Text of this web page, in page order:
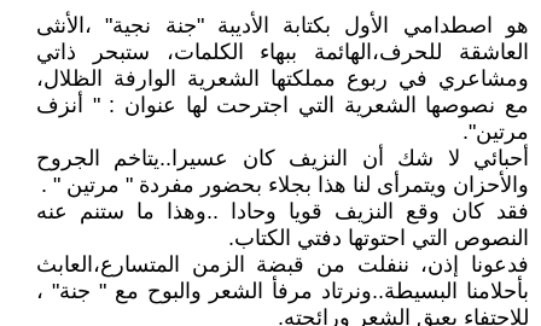
هو اصطدامي الأول بكتابة الأديبة "جنة نجية" ،الأنثى
العاشقة للحرف،الهائمة ببهاء الكلمات، ستبحر ذاتي
ومشاعري في ربوع مملكتها الشعرية الوارفة الظلال،
مع نصوصها الشعرية التي اجترحت لها عنوان : " أنزف
مرتين".
أحبائي لا شك أن النزيف كان عسيرا..يتاخم الجروح
والأحزان ويتمرأى لنا هذا بجلاء بحضور مفردة " مرتين " .
فقد كان وقع النزيف قويا وحادا ..وهذا ما ستنم عنه
النصوص التي احتوتها دفتي الكتاب.
فدعونا إذن، ننفلت من قبضة الزمن المتسارع،العابث
بأحلامنا البسيطة..ونرتاد مرفأ الشعر والبوح مع " جنة" ،
للاحتفاء بعبق الشعر ورائحته.